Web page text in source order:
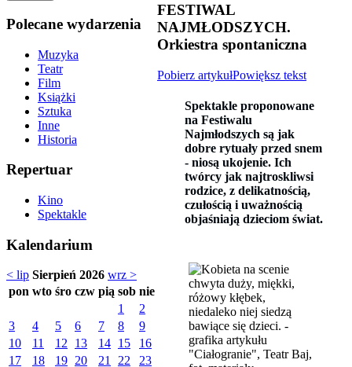
Polecane wydarzenia
Muzyka
Teatr
Film
Książki
Sztuka
Inne
Historia
Repertuar
Kino
Spektakle
Kalendarium
< lip Sierpień 2026 wrz >
pon wto śro czw pią sob nie
1
2
3
4 5 6 7 8
9
10
11 12 13 14 15
16
17
18 19 20 21 22
23
FESTIWAL
NAJMŁODSZYCH.
Orkiestra spontaniczna
Pobierz artykułPowiększ tekst
Spektakle proponowane
na Festiwalu
Najmłodszych są jak
dobre rytuały przed snem
- niosą ukojenie. Ich
twórcy jak najtroskliwsi
rodzice, z delikatnością,
czułością i uważnością
objaśniają dzieciom świat.
"Ciałogranie", Teatr Baj,